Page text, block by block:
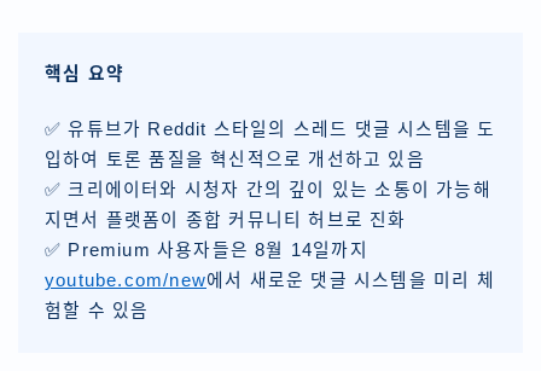
핵심 요약
✅ 유튜브가 Reddit 스타일의 스레드 댓글 시스템을 도
입하여 토론 품질을 혁신적으로 개선하고 있음
✅ 크리에이터와 시청자 간의 깊이 있는 소통이 가능해
지면서 플랫폼이 종합 커뮤니티 허브로 진화
✅ Premium 사용자들은 8월 14일까지
youtube.com/new에서 새로운 댓글 시스템을 미리 체
험할 수 있음